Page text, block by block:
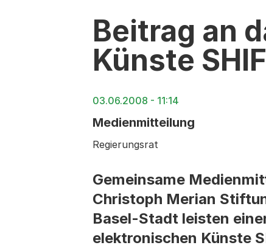
Beitrag an
Künste
03.06.2008 - 11:14
Medienmitteilung
Regierungsrat
Gemeinsame
Christoph Merian
Basel-Stadt leisten
elektronischen Künste